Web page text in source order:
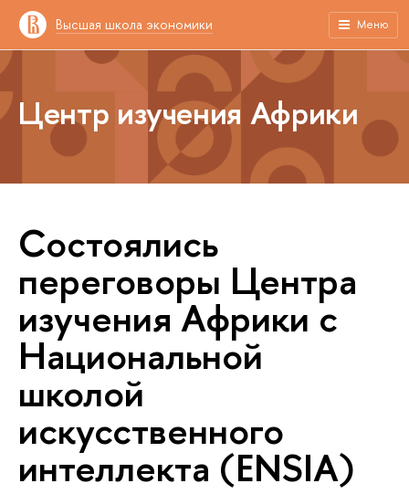
Высшая школа экономики Меню
Центр изучения Африки
Состоялись
переговоры Центра
изучения Африки с
Национальной
школой
искусственного
интеллекта (ENSIA)